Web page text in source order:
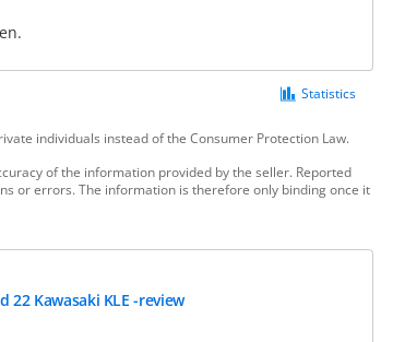
Statistics
individuals instead of the Consumer Protection Law.
of the information provided by the seller. Reported
or errors. The information is therefore only binding once it
22 Kawasaki KLE -review